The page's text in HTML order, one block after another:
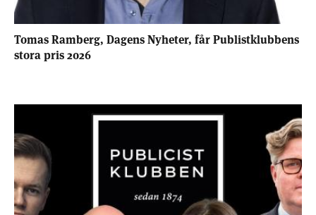
Tomas Ramberg, Dagens Nyheter, får Publistklubbens
stora pris 2026